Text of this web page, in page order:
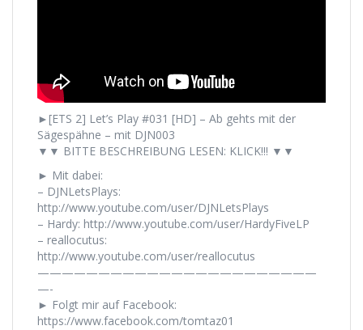
►[ETS 2] Let’s Play #031 [HD] – Ab gehts mit der
Sägespähne – mit DJN003
▼▼ BITTE BESCHREIBUNG LESEN: KLICK!!! ▼▼
► Mit dabei:
– DJNLetsPlays:
http://www.youtube.com/user/DJNLetsPlays
– Hardy: http://www.youtube.com/user/HardyFiveLP
– reallocutus:
http://www.youtube.com/user/reallocutus
———————————————————————
—-
► Folgt mir auf Facebook:
https://www.facebook.com/tomtaz01